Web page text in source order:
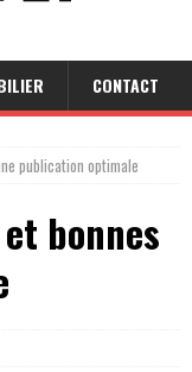
CONTACT
publication optimale
bonnes